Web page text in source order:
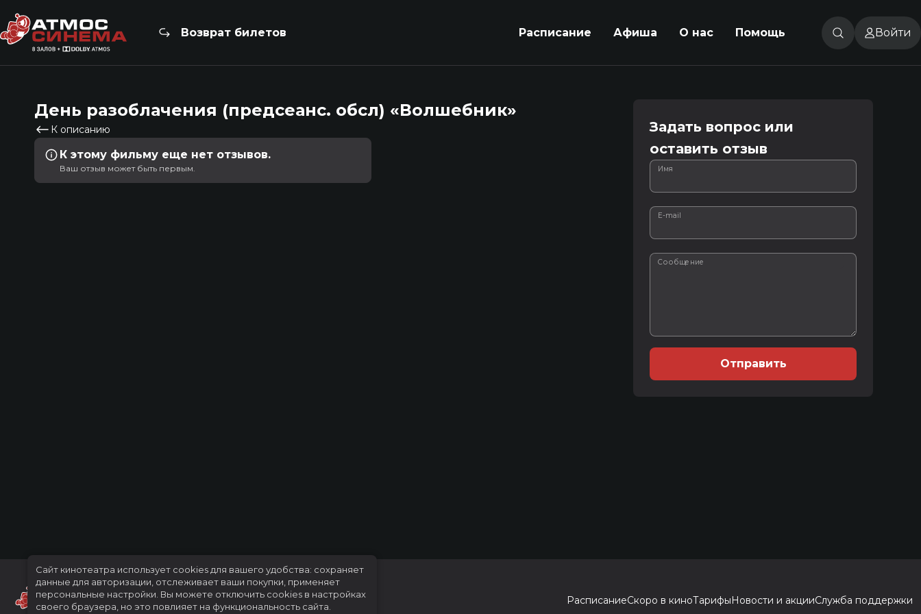
Возврат билетов Расписание Афиша О нас Помощь Войти
День разоблачения (предсеанс. обсл) «Волшебник»
К описанию
К этому фильму еще нет отзывов.
Ваш отзыв может быть первым.
Задать вопрос или
оставить отзыв
Имя
E-mail
Сообщение
Отправить
РасписаниеСкоро в киноТарифыНовости и акцииСлужба поддержки
Сайт кинотеатра использует cookies для вашего удобства: сохраняет
данные для авторизации, отслеживает ваши покупки, применяет
персональные настройки. Вы можете отключить cookies в настройках
своего браузера, но это повлияет на функциональность сайта.